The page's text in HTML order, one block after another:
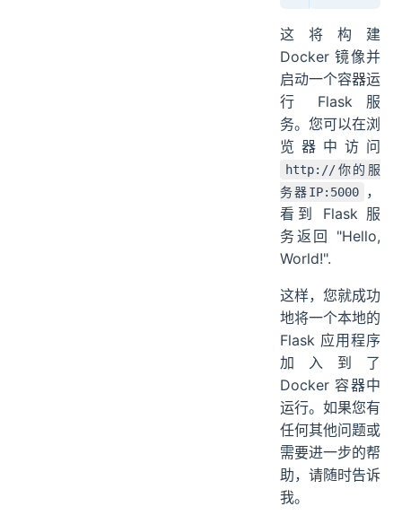
这将构建
Docker 镜像并
启动一个容器运
行 Flask 服
务。您可以在浏
览器中访问
http://你的服
务器IP:5000
，
看到 Flask 服
务返回 "Hello,
World!".
这样，您就成功
地将一个本地的
Flask 应用程序
加入到了
Docker 容器中
运行。如果您有
任何其他问题或
需要进一步的帮
助，请随时告诉
我。